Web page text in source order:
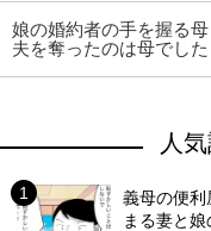
娘の婚約者の手を握る
夫を奪ったのは母でし
人
義母の便
まる妻と